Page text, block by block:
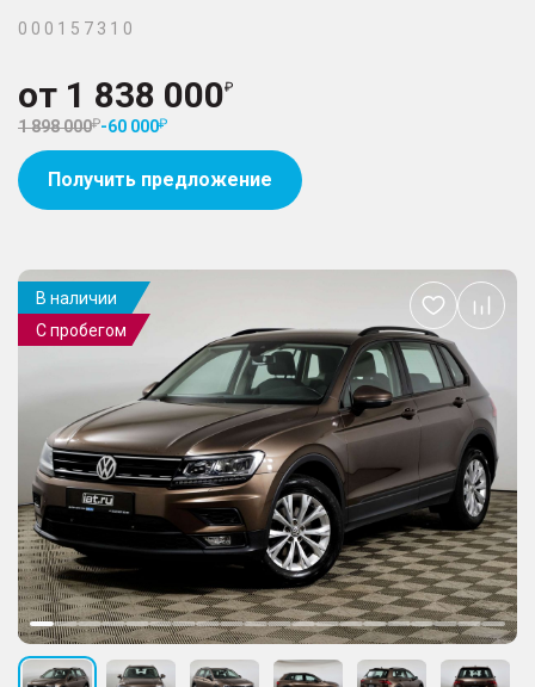
0 0 0 1 5 7 3 1 0
от 1 838 000
1 898 000 -60 000
Получить предложение
В наличии
С пробегом
Добавить
в
избранное